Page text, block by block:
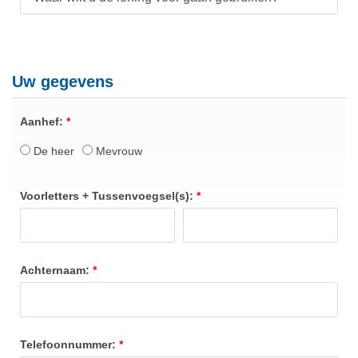
Uw gegevens
Aanhef:
De heer Mevrouw
Voorletters + Tussenvoegsel(s):
Achternaam:
Telefoonnummer: